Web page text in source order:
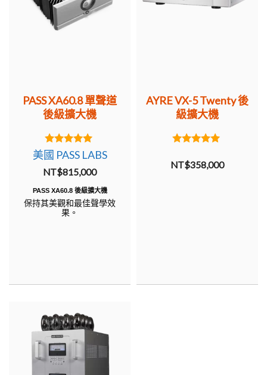
PASS XA60.8 單聲道
後級擴大機
5.00
out of 5
美國 PASS LABS
NT$815,000
PASS XA60.8 後級擴大機
保持其美觀和最佳聲學效
果。
AYRE VX-5 Twenty 後
級擴大機
out of 5
NT$358,000